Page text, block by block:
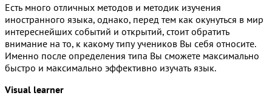
Есть много отличных методов и методик изучения
иностранного языка, однако, перед тем как окунуться в мир
интереснейших событий и открытий, стоит обратить
внимание на то, к какому типу учеников Вы себя относите.
Именно после определения типа Вы сможете максимально
быстро и максимально эффективно изучать язык.
Visual learner